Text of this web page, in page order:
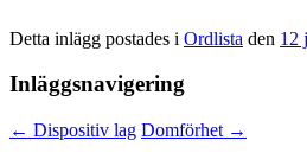
Detta inlägg postades i Ordlista den 12
Inläggsnavigering
← Dispositiv lag Domförhet →